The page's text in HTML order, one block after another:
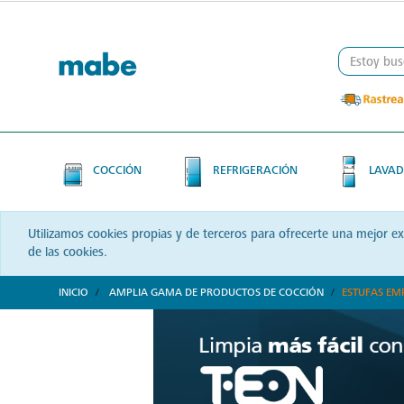
COCCIÓN REFRIGERACIÓN
Utilizamos cookies propias y de terceros para ofrecerte una mejor
de las cookies.
INICIO AMPLIA GAMA DE PRODUCTOS DE COCCIÓN ESTUFAS